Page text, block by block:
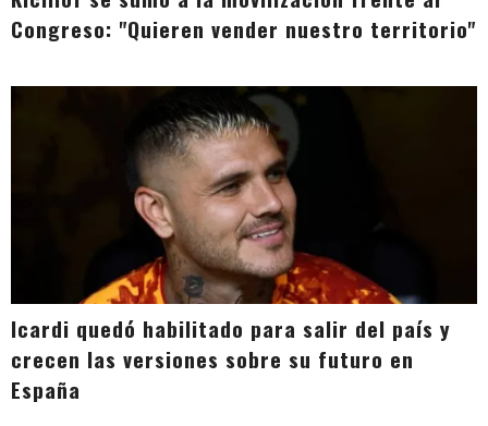
Congreso: "Quieren vender nuestro territorio"
Icardi quedó habilitado para salir del país y
crecen las versiones sobre su futuro en
España